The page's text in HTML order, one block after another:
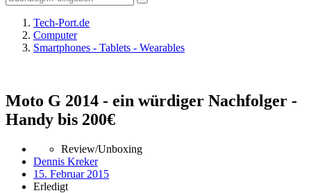
Tech-Port.de
Computer
Smartphones - Tablets - Wearables
Moto G 2014 - ein würdiger Nachfolger -
Handy bis 200€
Review/Unboxing
Dennis Kreker
15. Februar 2015
Erledigt